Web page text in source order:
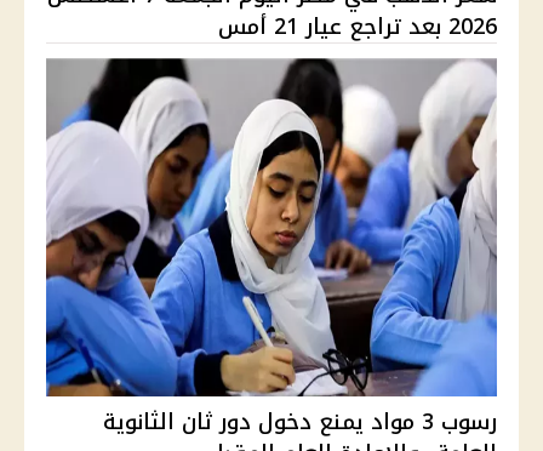
2026 بعد تراجع عيار 21 أمس
رسوب 3 مواد يمنع دخول دور ثان الثانوية